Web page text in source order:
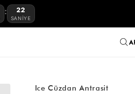
: 21
SANIYE
Ice Cüzdan Antrasit